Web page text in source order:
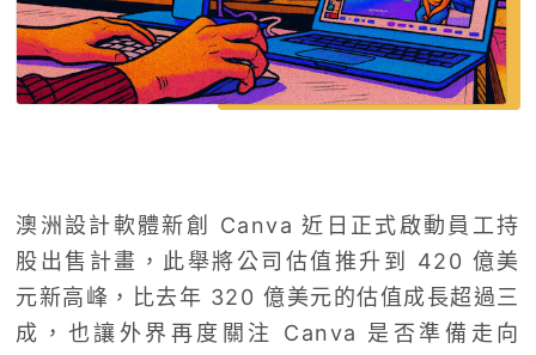
澳洲設計軟體新創 Canva 近日正式啟動員工持
股出售計畫，此舉將公司估值推升到 420 億美
元新高峰，比去年 320 億美元的估值成長超過三
成，也讓外界再度關注 Canva 是否準備走向